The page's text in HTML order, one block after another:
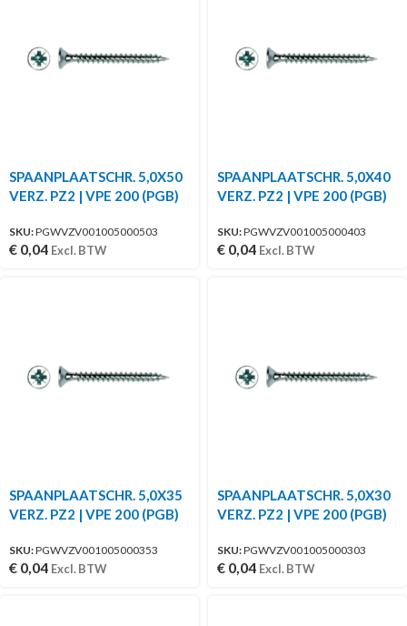
SPAANPLAATSCHR. 5,0X50
VERZ. PZ2 | VPE 200 (PGB)
SKU:PGWVZV001005000503
€ 0,04 Excl. BTW
SPAANPLAATSCHR. 5,0X40
VERZ. PZ2 | VPE 200 (PGB)
SKU:PGWVZV001005000403
€ 0,04 Excl. BTW
SPAANPLAATSCHR. 5,0X35
VERZ. PZ2 | VPE 200 (PGB)
SKU:PGWVZV001005000353
€ 0,04 Excl. BTW
SPAANPLAATSCHR. 5,0X30
VERZ. PZ2 | VPE 200 (PGB)
SKU:PGWVZV001005000303
€ 0,04 Excl. BTW